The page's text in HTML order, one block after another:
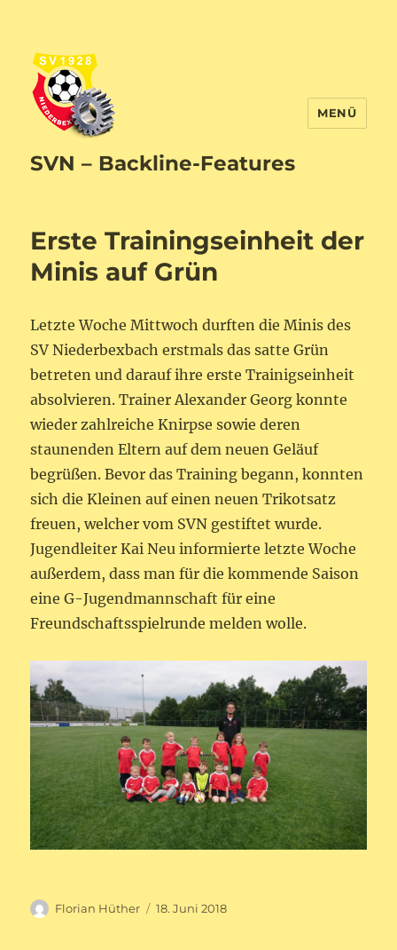
SVN – Backline-Features
MENÜ
Erste Trainingseinheit der
Minis auf Grün
Letzte Woche Mittwoch durften die Minis des
SV Niederbexbach erstmals das satte Grün
betreten und darauf ihre erste Trainigseinheit
absolvieren. Trainer Alexander Georg konnte
wieder zahlreiche Knirpse sowie deren
staunenden Eltern auf dem neuen Geläuf
begrüßen. Bevor das Training begann, konnten
sich die Kleinen auf einen neuen Trikotsatz
freuen, welcher vom SVN gestiftet wurde.
Jugendleiter Kai Neu informierte letzte Woche
außerdem, dass man für die kommende Saison
eine G-Jugendmannschaft für eine
Freundschaftsspielrunde melden wolle.
Autor
Florian Hüther
Veröffentlicht
18. Juni 2018